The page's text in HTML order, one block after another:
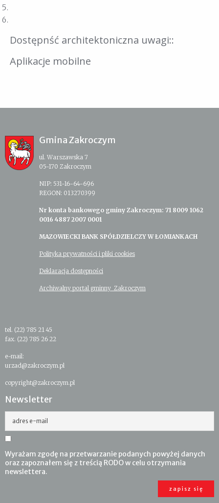
Dostępnść architektoniczna uwagi::
Aplikacje mobilne
Gmina Zakroczym
ul. Warszawska 7
05-170 Zakroczym
NIP: 531-16-64-696
REGON: 013270399
Nr konta bankowego gminy Zakroczym: 71 8009 1062
0016 4887 2007 0001
MAZOWIECKI BANK SPÓŁDZIELCZY W ŁOMIANKACH
Polityka prywatności i pliki cookies
Deklaracja dostępności
Archiwalny portal gminny Zakroczym
tel. (22) 785 21 45
fax. (22) 785 26 22
e-mail:
urzad@zakroczym.pl
copyright@zakroczym.pl
Newsletter
adres e-mail
Wyrażam zgodę na przetwarzanie podanych powyżej danych
oraz zapoznałem się z treścią RODO w celu otrzymania
newslettera.